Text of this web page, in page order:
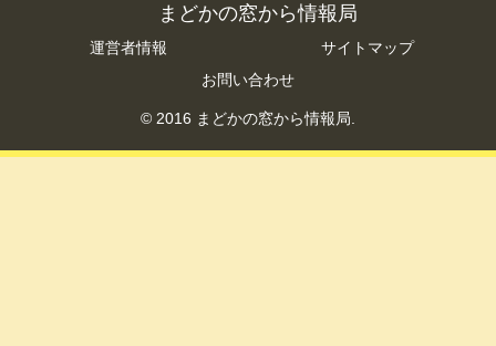
まどかの窓から情報局
運営者情報
サイトマップ
お問い合わせ
© 2016 まどかの窓から情報局.